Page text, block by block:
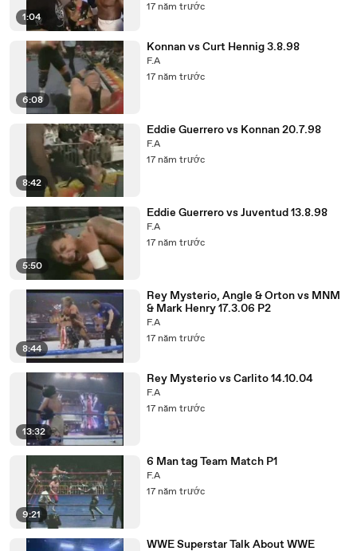
1:04
17 năm trước
6:08
Konnan vs Curt Hennig 3.8.98
F.A
17 năm trước
8:42
Eddie Guerrero vs Konnan 20.7.98
F.A
17 năm trước
5:50
Eddie Guerrero vs Juventud 13.8.98
F.A
17 năm trước
8:44
Rey Mysterio, Angle & Orton vs MNM
& Mark Henry 17.3.06 P2
F.A
17 năm trước
13:32
Rey Mysterio vs Carlito 14.10.04
F.A
17 năm trước
9:21
6 Man tag Team Match P1
F.A
17 năm trước
WWE Superstar Talk About WWE